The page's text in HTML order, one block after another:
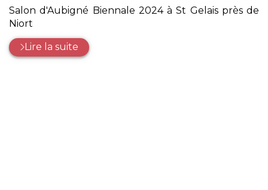
Salon d'Aubigné Biennale 2024 à St Gelais près de
Niort
Lire la suite